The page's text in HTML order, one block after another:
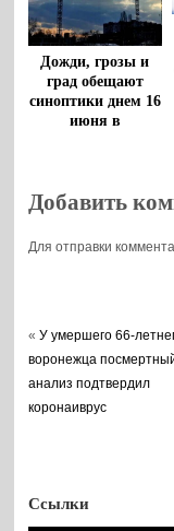
Дожди, грозы и
град обещают
синоптики днем 16
июня в
Добавить
Для отправки
«У умершего 66-
воронежца
анализ подтвердил
коронаиврус
Ссылки